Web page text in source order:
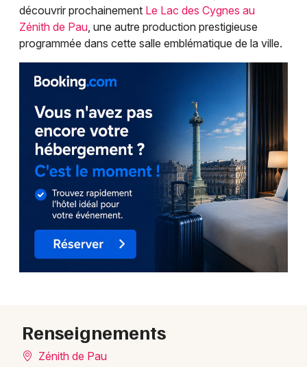
découvrir prochainement Le Lac des Cygnes au
Zénith de Pau, une autre production prestigieuse
programmée dans cette salle emblématique de la ville.
Renseignements
Zénith de Pau